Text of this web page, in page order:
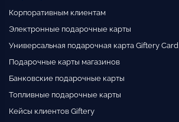
Корпоративным клиентам
Электронные подарочные карты
Универсальная подарочная карта Giftery Card
Подарочные карты магазинов
Банковские подарочные карты
Топливные подарочные карты
Кейсы клиентов Giftery